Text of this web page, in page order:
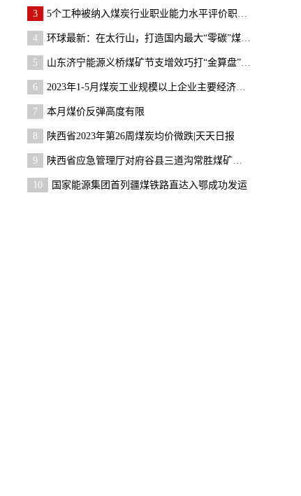
3 5个工种被纳入煤炭行业职业能力水平评价职业范围
4 环球最新：在太行山，打造国内最大“零碳”煤层气示
5 山东济宁能源义桥煤矿节支增效巧打“金算盘”-全球
6 2023年1-5月煤炭工业规模以上企业主要经济指标发布
7 本月煤价反弹高度有限
8 陕西省2023年第26周煤炭均价微跌|天天日报
9 陕西省应急管理厅对府谷县三道沟常胜煤矿等矿井安全
10 国家能源集团首列疆煤铁路直达入鄂成功发运